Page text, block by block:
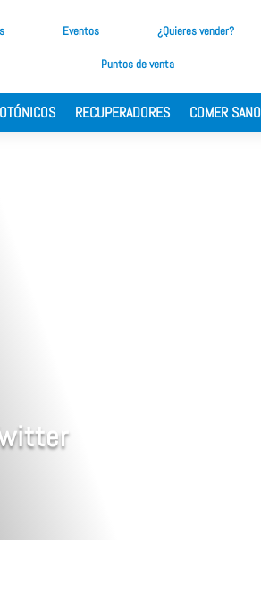
Eventos ¿Quieres vender?
Puntos de venta
RECUPERADORES COMER SANO